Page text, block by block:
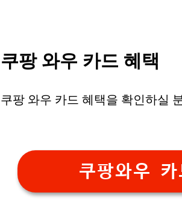
쿠팡 와우 카드 혜택
쿠팡 와우 카드 혜택을 확인하실
쿠팡와우